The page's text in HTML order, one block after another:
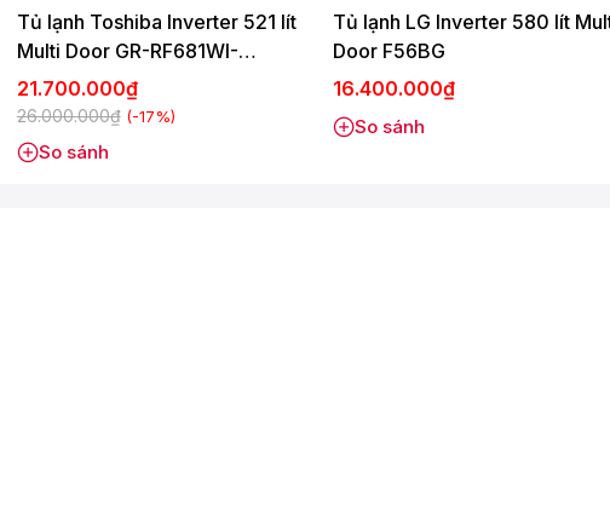
kế gồm có 2 khay chứa và 4 ngăn đựng thực phẩm.
Tủ lạnh Toshiba Inverter 521 lít
Multi Door GR-RF681WI-
PGV(D4)
21.700.000₫
26.000.000₫ (-17%)
So sánh
Tủ lạnh LG Inverter 580 lít
Door F56BG
16.400.000₫
So sánh